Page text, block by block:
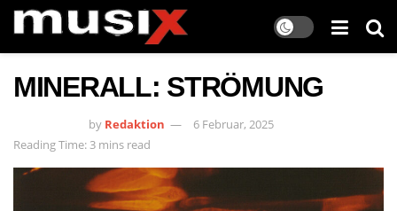
MINERALL: STRÖMUNG
by Redaktion
6 Februar, 2025
Reading Time: 3 mins read